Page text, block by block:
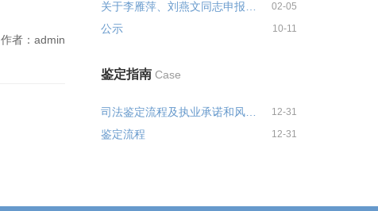
作者：admin
02-05
公示 10-11
鉴定指南 Case
司法鉴定流程及执业承诺和风险告... 12-31
鉴定流程 12-31